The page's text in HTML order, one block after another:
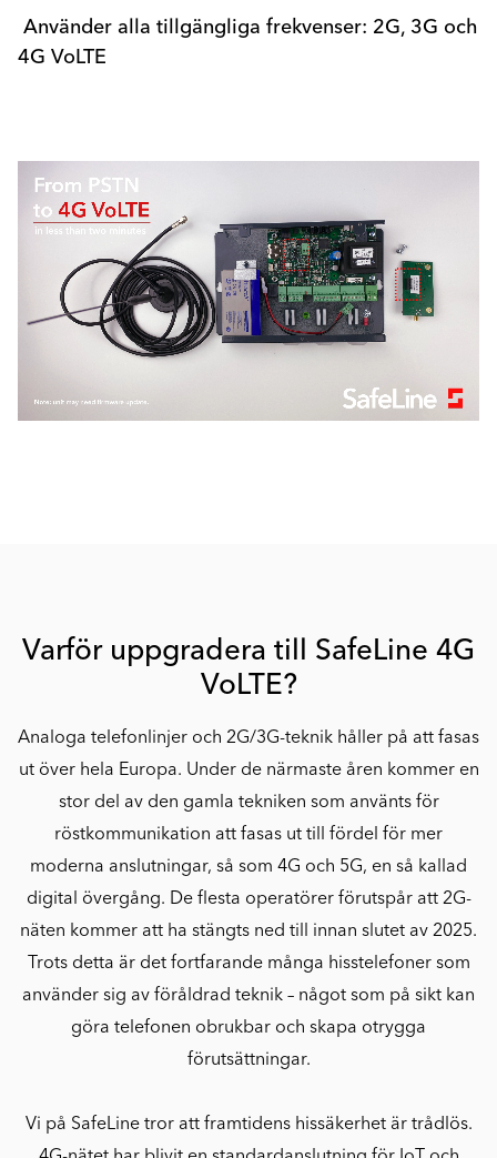
Använder alla tillgängliga frekvenser: 2G, 3G och
4G VoLTE
Varför uppgradera till SafeLine 4G
VoLTE?
Analoga telefonlinjer och 2G/3G-teknik håller på att fasas
ut över hela Europa. Under de närmaste åren kommer en
stor del av den gamla tekniken som använts för
röstkommunikation att fasas ut till fördel för mer
moderna anslutningar, så som 4G och 5G, en så kallad
digital övergång. De flesta operatörer förutspår att 2G-
näten kommer att ha stängts ned till innan slutet av 2025.
Trots detta är det fortfarande många hisstelefoner som
använder sig av föråldrad teknik – något som på sikt kan
göra telefonen obrukbar och skapa otrygga
förutsättningar.
Vi på SafeLine tror att framtidens hissäkerhet är trådlös.